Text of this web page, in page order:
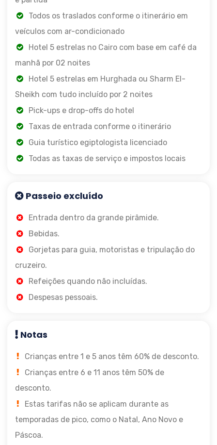
Todos os traslados conforme o itinerário em
veículos com ar-condicionado
Hotel 5 estrelas no Cairo com base em café da
manhã por 02 noites
Hotel 5 estrelas em Hurghada ou Sharm El-
Sheikh com tudo incluído por 2 noites
Pick-ups e drop-offs do hotel
Taxas de entrada conforme o itinerário
Guia turístico egiptologista licenciado
Todas as taxas de serviço e impostos locais
Passeio excluído
Entrada dentro da grande pirâmide.
Bebidas.
Gorjetas para guia, motoristas e tripulação do
cruzeiro.
Refeições quando não incluídas.
Despesas pessoais.
Notas
Crianças entre 1 e 5 anos têm 60% de desconto.
Crianças entre 6 e 11 anos têm 50% de
desconto.
Estas tarifas não se aplicam durante as
temporadas de pico, como o Natal, Ano Novo e
Páscoa.